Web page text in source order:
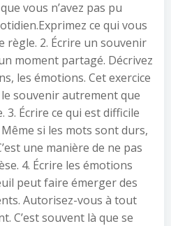
vous n’avez pas pu
ce qui vous
règle. 2. Écrire un souvenir
moment partagé. Décrivez
les émotions. Cet exercice
souvenir autrement que
Écrire ce qui est difficile
si les mots sont durs,
une manière de ne pas
4. Écrire les émotions
peut faire émerger des
Autorisez-vous à tout
C’est souvent là que se